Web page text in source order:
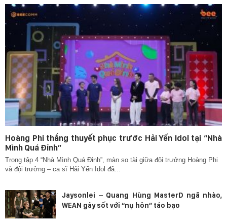
Hoàng Phi thắng thuyết phục trước Hải Yến Idol tại “Nhà
Mình Quá Đỉnh”
Trong tập 4 “Nhà Mình Quá Đỉnh”, màn so tài giữa đội trưởng Hoàng Phi
và đội trưởng – ca sĩ Hải Yến Idol đã...
Jaysonlei – Quang Hùng MasterD ngã nhào,
WEAN gây sốt với “nụ hôn” táo bạo